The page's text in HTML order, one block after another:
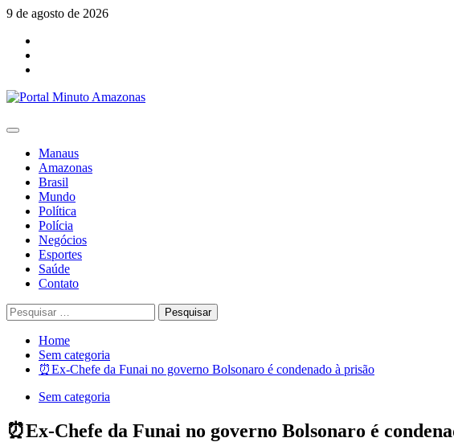
Skip
content
9 de agosto de 2026
Primary
Manaus
Amazonas
Brasil
Mundo
Política
Polícia
Negócios
Esportes
Saúde
Contato
Pesquisar
por:
Home
Sem categoria
⏰Ex-Chefe da Funai no governo Bolsonaro é condenado à prisão
Sem categoria
⏰Ex-Chefe da Funai no governo Bolsonaro é